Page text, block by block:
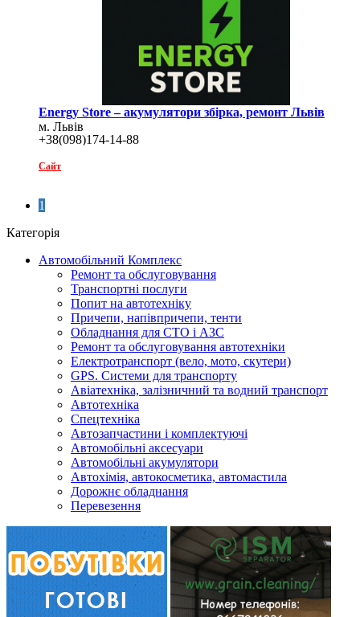
Еnergy Store – акумулятори збірка, ремонт Львів
м. Львів
+38(098)174-14-88
Сайт
1
Категорія
Автомобільний Комплекс
Ремонт та обслуговування
Транспортні послуги
Попит на автотехніку
Причепи, напівпричепи, тенти
Обладнання для СТО і АЗС
Ремонт та обслуговування автотехніки
Електротранспорт (вело, мото, скутери)
GPS. Системи для транспорту
Авіатехніка, залізничний та водний транспорт
Автотехніка
Спецтехніка
Автозапчастини і комплектуючі
Автомобільні аксесуари
Автомобільні акумулятори
Автохімія, автокосметика, автомастила
Дорожнє обладнання
Перевезення